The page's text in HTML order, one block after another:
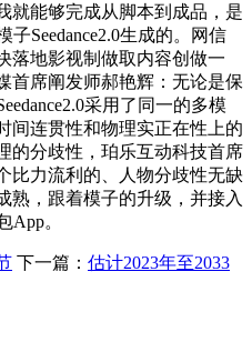
就能够完成从脚本到成品，是
Seedance2.0生成的。网信
落地影视制做取内容创做一
首席阐发师郝艳辉：无论是保
采用了同一的多模
间连贯性和物理实正在性上的
的分歧性，珀乐互动科技首席
比力流利的、人物分歧性无缺
熟，跟着模子的升级，并接入
App。
下一篇： 估计2023年至2033